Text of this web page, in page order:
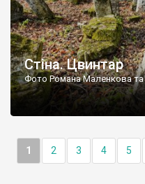
Стіна. Цвинтар
Фото Романа Маленкова
1 2 3 4 5